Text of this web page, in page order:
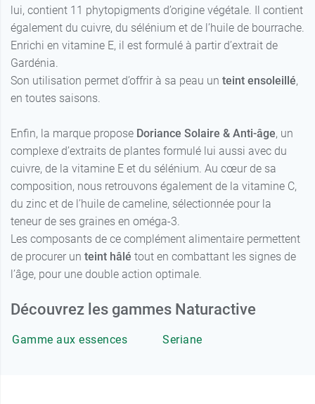
lui, contient 11 phytopigments d’origine végétale. Il contient
également du cuivre, du sélénium et de l’huile de bourrache.
Enrichi en vitamine E, il est formulé à partir d’extrait de
Gardénia.
Son utilisation permet d’offrir à sa peau un teint ensoleillé,
en toutes saisons.
Enfin, la marque propose Doriance Solaire & Anti-âge, un
complexe d’extraits de plantes formulé lui aussi avec du
cuivre, de la vitamine E et du sélénium. Au cœur de sa
composition, nous retrouvons également de la vitamine C,
du zinc et de l’huile de cameline, sélectionnée pour la
teneur de ses graines en oméga-3.
Les composants de ce complément alimentaire permettent
de procurer un teint hâlé tout en combattant les signes de
l’âge, pour une double action optimale.
Découvrez les gammes Naturactive
Gamme aux essences Seriane